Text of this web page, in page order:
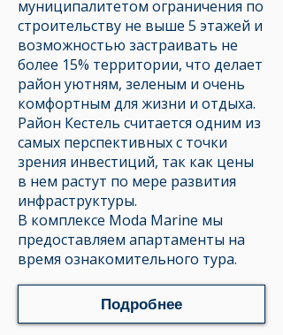
муниципалитетом ограничения по
строительству не выше 5 этажей и
возможностью застраивать не
более 15% территории, что делает
район уютням, зеленым и очень
комфортным для жизни и отдыха.
Район Кестель считается одним из
самых перспективных с точки
зрения инвестиций, так как цены
в нем растут по мере развития
инфраструктуры.​
В комплексе Moda Marine мы
предоставляем апартаменты на
время ознакомительного тура.
Подробнее